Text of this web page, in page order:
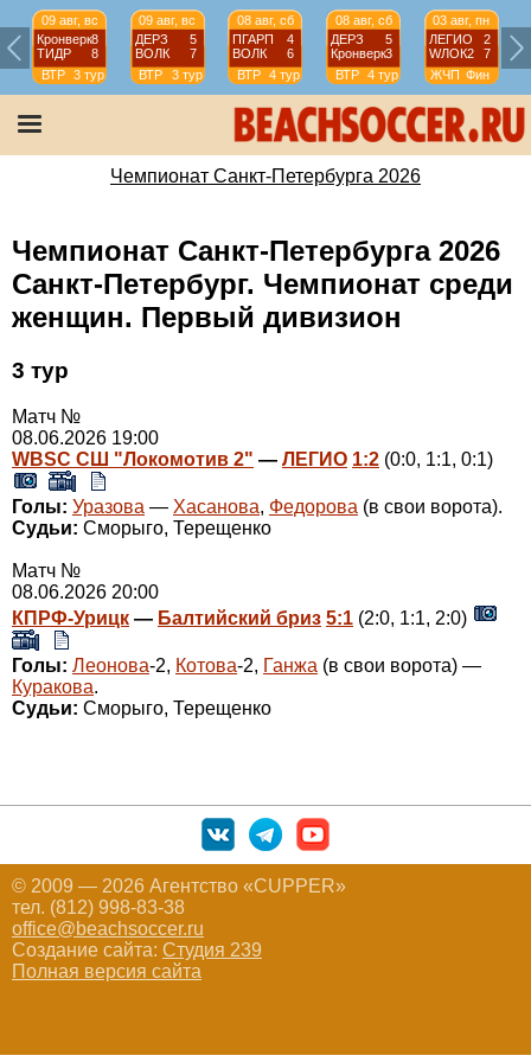
09 авг, вс
Кронверк8
ТИДР
8
ВТР
3 тур
09 авг, вс
ДЕРЗ
5
ВОЛК
7
ВТР
3 тур
08 авг, сб
ПГАРП
4
ВОЛК
6
ВТР
4 тур
08 авг, сб
ДЕРЗ
5
Кронверк3
ВТР
4 тур
03 авг, пн
ЛЕГИО
2
WЛОК2
7
ЖЧП Фин
Чемпионат Санкт-Петербурга 2026
Чемпионат Санкт-Петербурга 2026
Санкт-Петербург. Чемпионат среди
женщин. Первый дивизион
3 тур
Матч №
08.06.2026 19:00
WBSC СШ "Локомотив 2" — ЛЕГИО 1:2 (0:0, 1:1, 0:1)
Голы: Уразова — Хасанова, Федорова (в свои ворота).
Судьи: Сморыго, Терещенко
Матч №
08.06.2026 20:00
КПРФ-Урицк — Балтийский бриз 5:1 (2:0, 1:1, 2:0)
Голы: Леонова-2, Котова-2, Ганжа (в свои ворота) —
Куракова.
Судьи: Сморыго, Терещенко
© 2009 — 2026 Агентство «CUPPER»
тел. (812) 998-83-38
office@beachsoccer.ru
Создание сайта: Студия 239
Полная версия сайта